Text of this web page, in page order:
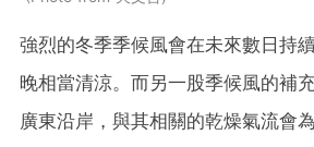
強烈的冬季季候風會在未來數日持
晚相當清涼。而另一股季候風的補
廣東沿岸，與其相關的乾燥氣流會